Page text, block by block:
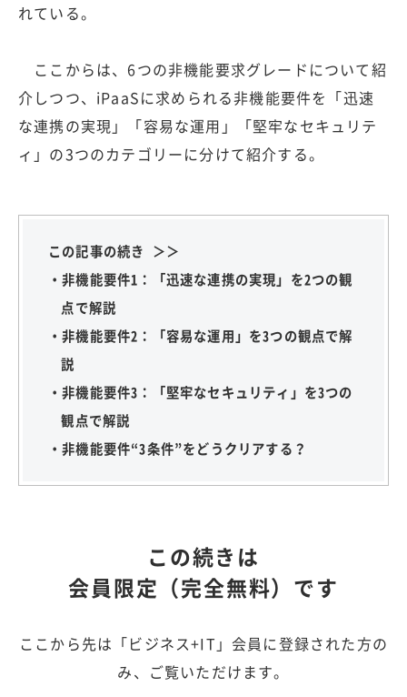
れている。
ここからは、6つの非機能要求グレードについて紹
介しつつ、iPaaSに求められる非機能要件を「迅速
な連携の実現」「容易な運用」「堅牢なセキュリテ
ィ」の3つのカテゴリーに分けて紹介する。
この記事の続き ＞＞
・非機能要件1：「迅速な連携の実現」を2つの観
点で解説
・非機能要件2：「容易な運用」を3つの観点で解
説
・非機能要件3：「堅牢なセキュリティ」を3つの
観点で解説
・非機能要件“3条件”をどうクリアする？
この続きは
会員限定（完全無料）です
ここから先は「ビジネス+IT」会員に登録された方の
み、ご覧いただけます。